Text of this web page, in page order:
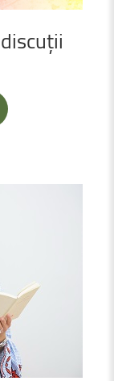
discuții